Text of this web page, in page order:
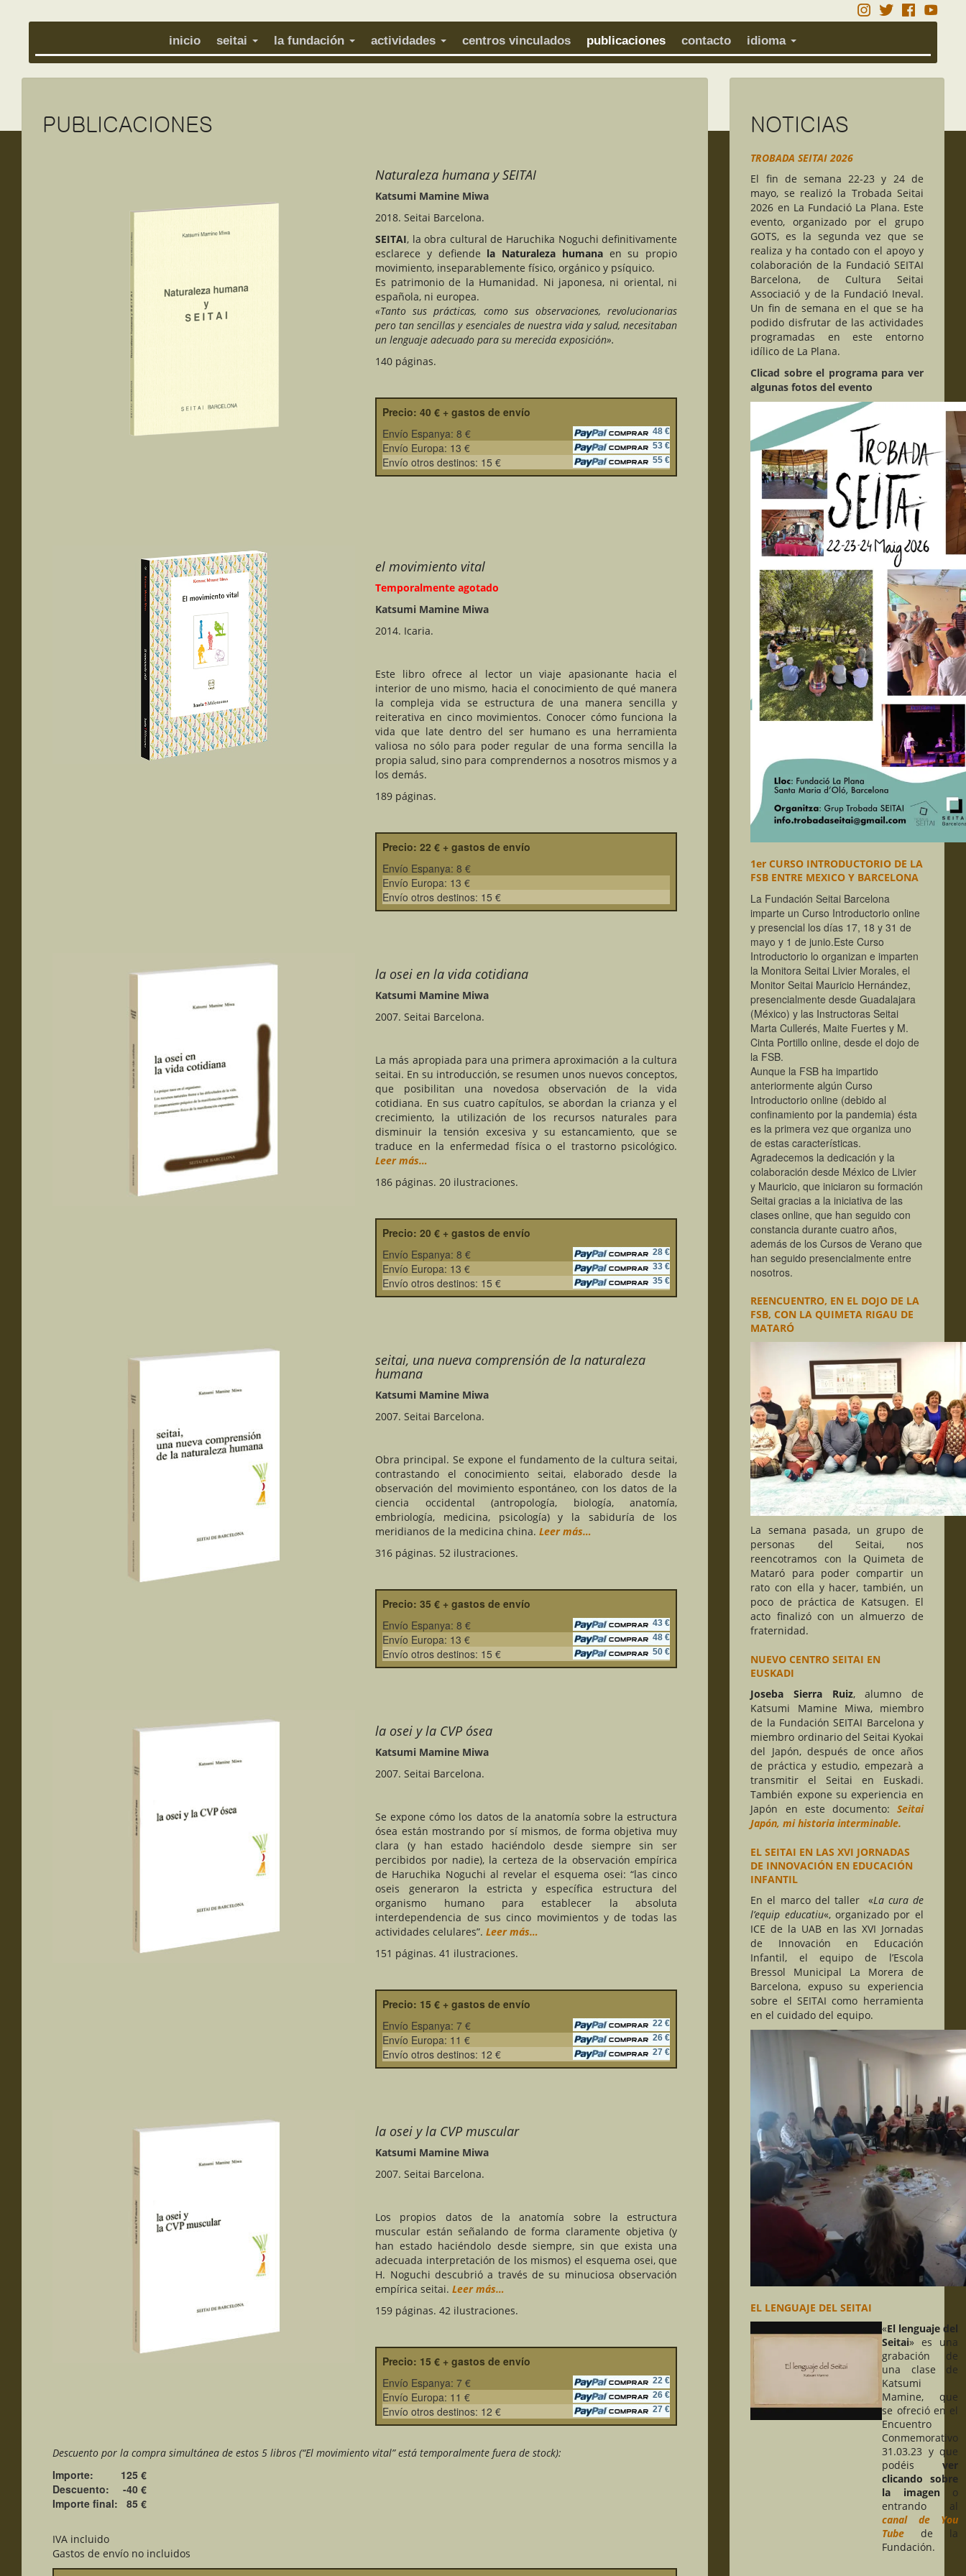
inicio seitai la fundación actividades centros vinculados publicaciones contacto idioma
PUBLICACIONES
Naturaleza humana y SEITAI
Katsumi Mamine Miwa
2018. Seitai Barcelona.
SEITAI, la obra cultural de Haruchika Noguchi definitivamente
esclarece y defiende la Naturaleza humanaen su propio
movimiento, inseparablemente físico, orgánico y psíquico.
Es patrimonio de la Humanidad. Ni japonesa, ni oriental, ni
española, ni europea.
«Tanto sus prácticas, como sus observaciones, revolucionarias
pero tan sencillas y esenciales de nuestra vida y salud, necesitaban
un lenguaje adecuado para su merecida exposición».
140 páginas.
Precio: 40 € + gastos de envío
Envío Espanya: 8 €
48 €
Envío Europa: 13 € 53 €
Envío otros destinos: 15 € 55 €
el movimiento vital
Temporalmente agotado
Katsumi Mamine Miwa
2014. Icaria.
Este libro ofrece al lector un viaje apasionante hacia el
interior de uno mismo, hacia el conocimiento de qué manera
la compleja vida se estructura de una manera sencilla y
reiterativa en cinco movimientos. Conocer cómo funciona la
vida que late dentro del ser humano es una herramienta
valiosa no sólo para poder regular de una forma sencilla la
propia salud, sino para comprendernos a nosotros mismos y a
los demás.
189 páginas.
Precio: 22 € + gastos de envío
Envío Espanya: 8 €
Envío Europa: 13 €
Envío otros destinos: 15 €
la osei en la vida cotidiana
Katsumi Mamine Miwa
2007. Seitai Barcelona.
La más apropiada para una primera aproximación a la cultura
seitai. En su introducción, se resumen unos nuevos conceptos,
que posibilitan una novedosa observación de la vida
cotidiana. En sus cuatro capítulos, se abordan la crianza y el
crecimiento, la utilización de los recursos naturales para
disminuir la tensión excesiva y su estancamiento, que se
traduce en la enfermedad física o el trastorno psicológico.
Leer más…
186 páginas. 20 ilustraciones.
Precio: 20 € + gastos de envío
Envío Espanya: 8 €
28 €
Envío Europa: 13 € 33 €
Envío otros destinos: 15 € 35 €
seitai, una nueva comprensión de la naturaleza
humana
Katsumi Mamine Miwa
2007. Seitai Barcelona.
Obra principal. Se expone el fundamento de la cultura seitai,
contrastando el conocimiento seitai, elaborado desde la
observación del movimiento espontáneo, con los datos de la
ciencia occidental (antropología, biología, anatomía,
embriología, medicina, psicología) y la sabiduría de los
meridianos de la medicina china.Leer más…
316 páginas. 52 ilustraciones.
Precio: 35 € + gastos de envío
Envío Espanya: 8 €
43 €
Envío Europa: 13 € 48 €
Envío otros destinos: 15 € 50 €
la osei y la CVP ósea
Katsumi Mamine Miwa
2007. Seitai Barcelona.
Se expone cómo los datos de la anatomía sobre la estructura
ósea están mostrando por sí mismos, de forma objetiva muy
clara (y han estado haciéndolo desde siempre sin ser
percibidos por nadie), la certeza de la observación empírica
de Haruchika Noguchi al revelar el esquema osei: “las cinco
oseis generaron la estricta y específica estructura del
organismo humano para establecer la absoluta
interdependencia de sus cinco movimientos y de todas las
actividades celulares”.Leer más…
151 páginas. 41 ilustraciones.
Precio: 15 € + gastos de envío
Envío Espanya: 7 €
22 €
Envío Europa: 11 € 26 €
Envío otros destinos: 12 € 27 €
la osei y la CVP muscular
Katsumi Mamine Miwa
2007. Seitai Barcelona.
Los propios datos de la anatomía sobre la estructura
muscular están señalando de forma claramente objetiva (y
han estado haciéndolo desde siempre, sin que exista una
adecuada interpretación de los mismos) el esquema osei, que
H. Noguchi descubrió a través de su minuciosa observación
empírica seitai.Leer más…
159 páginas. 42 ilustraciones.
Precio: 15 € + gastos de envío
Envío Espanya: 7 €
22 €
Envío Europa: 11 € 26 €
Envío otros destinos: 12 € 27 €
Descuento por la compra simultánea de estos 5 libros (“El movimiento vital” está temporalmente fuera de stock):
Importe:
125 €
Descuento:
-40 €
Importe final:
85 €
IVA incluido
Gastos de envío no incluidos
NOTICIAS
TROBADA SEITAI 2026
El fin de semana 22-23 y 24 de
mayo, se realizó la Trobada Seitai
2026 en La Fundació La Plana. Este
evento, organizado por el grupo
GOTS, es la segunda vez que se
realiza y ha contado con el apoyo y
colaboración de la Fundació SEITAI
Barcelona, ​​de Cultura Seitai
Associació y de la Fundació Ineval.
Un fin de semana en el que se ha
podido disfrutar de las actividades
programadas en este entorno
idílico de La Plana.
Clicad sobre el programa para ver
algunas fotos del evento
1er CURSO INTRODUCTORIO DE LA
FSB ENTRE MEXICO Y BARCELONA
La Fundación Seitai Barcelona
imparte un Curso Introductorio online
y presencial los días 17, 18 y 31 de
mayo y 1 de junio.Este Curso
Introductorio lo organizan e imparten
la Monitora Seitai Livier Morales, el
Monitor Seitai Mauricio Hernández,
presencialmente desde Guadalajara
(México) y las Instructoras Seitai
Marta Cullerés, Maite Fuertes y M.
Cinta Portillo online, desde el dojo de
la FSB.
Aunque la FSB ha impartido
anteriormente algún Curso
Introductorio online (debido al
confinamiento por la pandemia) ésta
es la primera vez que organiza uno
de estas características.
Agradecemos la dedicación y la
colaboración desde México de Livier
y Mauricio, que iniciaron su formación
Seitai gracias a la iniciativa de las
clases online, que han seguido con
constancia durante cuatro años,
además de los Cursos de Verano que
han seguido presencialmente entre
nosotros.
REENCUENTRO, EN EL DOJO DE LA
FSB, CON LA QUIMETA RIGAU DE
MATARÓ
La semana pasada, un grupo de
personas del Seitai, nos
reencotramos con la Quimeta de
Mataró para poder compartir un
rato con ella y hacer, también, un
poco de práctica de Katsugen. El
acto finalizó con un almuerzo de
fraternidad.
NUEVO CENTRO SEITAI EN
EUSKADI
Joseba Sierra Ruiz, alumno de
Katsumi Mamine Miwa, miembro
de la Fundación SEITAI Barcelona y
miembro ordinario del Seitai Kyokai
del Japón, después de once años
de práctica y estudio, empezarà a
transmitir el Seitai en Euskadi.
También expone su experiencia en
Japón en este documento: Seitai
Japón, mi historia interminable.
EL SEITAI EN LAS XVI JORNADAS
DE INNOVACIÓN EN EDUCACIÓN
INFANTIL
En el marco del taller «La cura de
l’equip educatiu«, organizado por el
ICE de la UAB en las XVI Jornadas
de Innovación en Educación
Infantil, el equipo de l’Escola
Bressol Municipal La Morera de
Barcelona, expuso su experiencia
sobre el SEITAI como herramienta
en el cuidado del equipo.
EL LENGUAJE DEL SEITAI
«El lenguaje del
Seitai» es una
grabación de
una clase de
Katsumi
Mamine, que
se ofreció en el
Encuentro
Conmemorativo
31.03.23 y que
podéisver
clicando sobre
la imageno
entrando al
canal de You
Tube de la
Fundación.